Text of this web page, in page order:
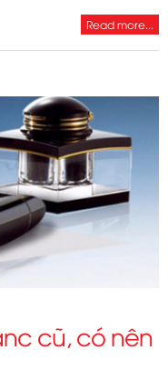
Read more...
cũ, có nên